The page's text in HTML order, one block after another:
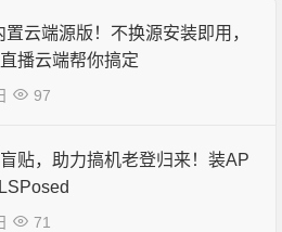
置云端源版！不换源安装即用，
播云端帮你搞定
97
贴，助力搞机老登归来！装AP
71